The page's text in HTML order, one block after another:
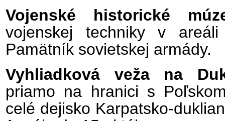
Vojenské historické
vojenskej techniky v
Pamätník sovietskej armády.
Vyhliadková veža na
priamo na hranici s
celé dejisko Karpatsko-